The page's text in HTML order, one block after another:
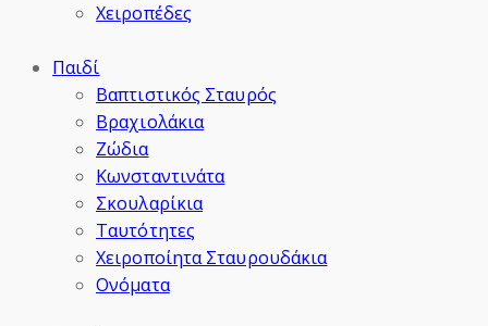
Χειροπέδες
Παιδί
Βαπτιστικός Σταυρός
Βραχιολάκια
Ζώδια
Κωνσταντινάτα
Σκουλαρίκια
Ταυτότητες
Χειροποίητα Σταυρουδάκια
Ονόματα